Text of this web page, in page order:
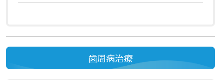
歯周病治療